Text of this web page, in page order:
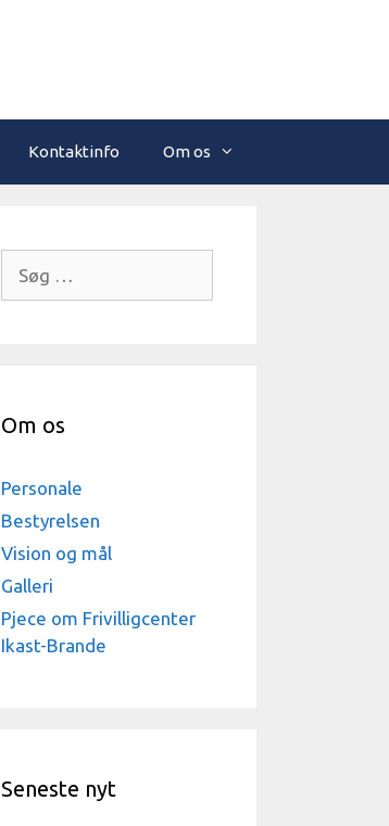
Kontaktinfo Om os
efter:
Om os
Personale
Bestyrelsen
Vision og mål
Galleri
Pjece om Frivilligcenter
Ikast-Brande
Seneste nyt